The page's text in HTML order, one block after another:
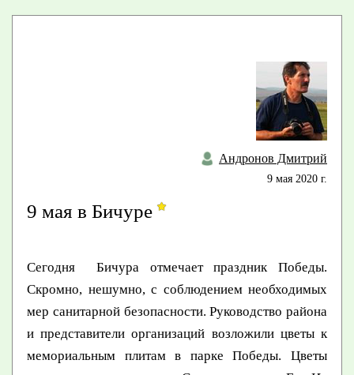
Андронов Дмитрий
9 мая 2020 г.
9 мая в Бичуре
Сегодня Бичура отмечает праздник Победы.
Скромно, нешумно, с соблюдением необходимых
мер санитарной безопасности. Руководство района
и представители организаций возложили цветы к
мемориальным плитам в парке Победы. Цветы